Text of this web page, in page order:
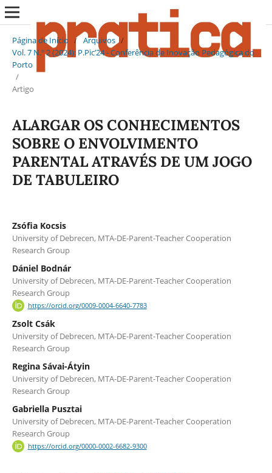
Página de Início / Arquivos /
Vol. 7 N.º 2 (2024): P.Pic’24 - Conferência de Inovação Pedagógica do
Porto
/
Artigo
ALARGAR OS CONHECIMENTOS
SOBRE O ENVOLVIMENTO
PARENTAL ATRAVÉS DE UM JOGO
DE TABULEIRO
Zsófia Kocsis
University of Debrecen, MTA-DE-Parent-Teacher Cooperation
Research Group
Dániel Bodnár
University of Debrecen, MTA-DE-Parent-Teacher Cooperation
Research Group
https://orcid.org/0009-0004-6640-7783
Zsolt Csák
University of Debrecen, MTA-DE-Parent-Teacher Cooperation
Research Group
Regina Sávai-Átyin
University of Debrecen, MTA-DE-Parent-Teacher Cooperation
Research Group
Gabriella Pusztai
University of Debrecen, MTA-DE-Parent-Teacher Cooperation
Research Group
https://orcid.org/0000-0002-6682-9300